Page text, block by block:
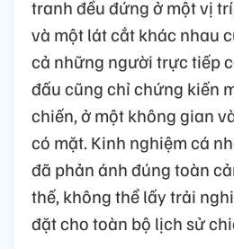
tranh đều đứng ở một vị
và một lát cắt khác nhau
cả những người trực tiếp
đấu cũng chỉ chứng kiến
chiến, ở một không gian
có mặt. Kinh nghiệm cá
đã phản ánh đúng toàn
thế, không thể lấy trải
đặt cho toàn bộ lịch sử